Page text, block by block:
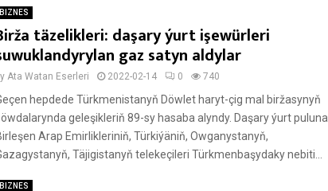
BIZNES
täzelikleri: daşary ýurt işewürleri
gaz satyn aldylar
Ata Watan Eserleri 2022-02-14 0 740
hepdede Türkmenistanyň Döwlet haryt-çig mal biržasynyň
geleşikleriň 89-sy hasaba alyndy. Daşary ýurt puluna
Arap Emirlikleriniň, Türkiýäniň, Owganystanyň,
Täjigistanyň telekeçileri Türkmenbaşydaky nebiti...
BIZNES